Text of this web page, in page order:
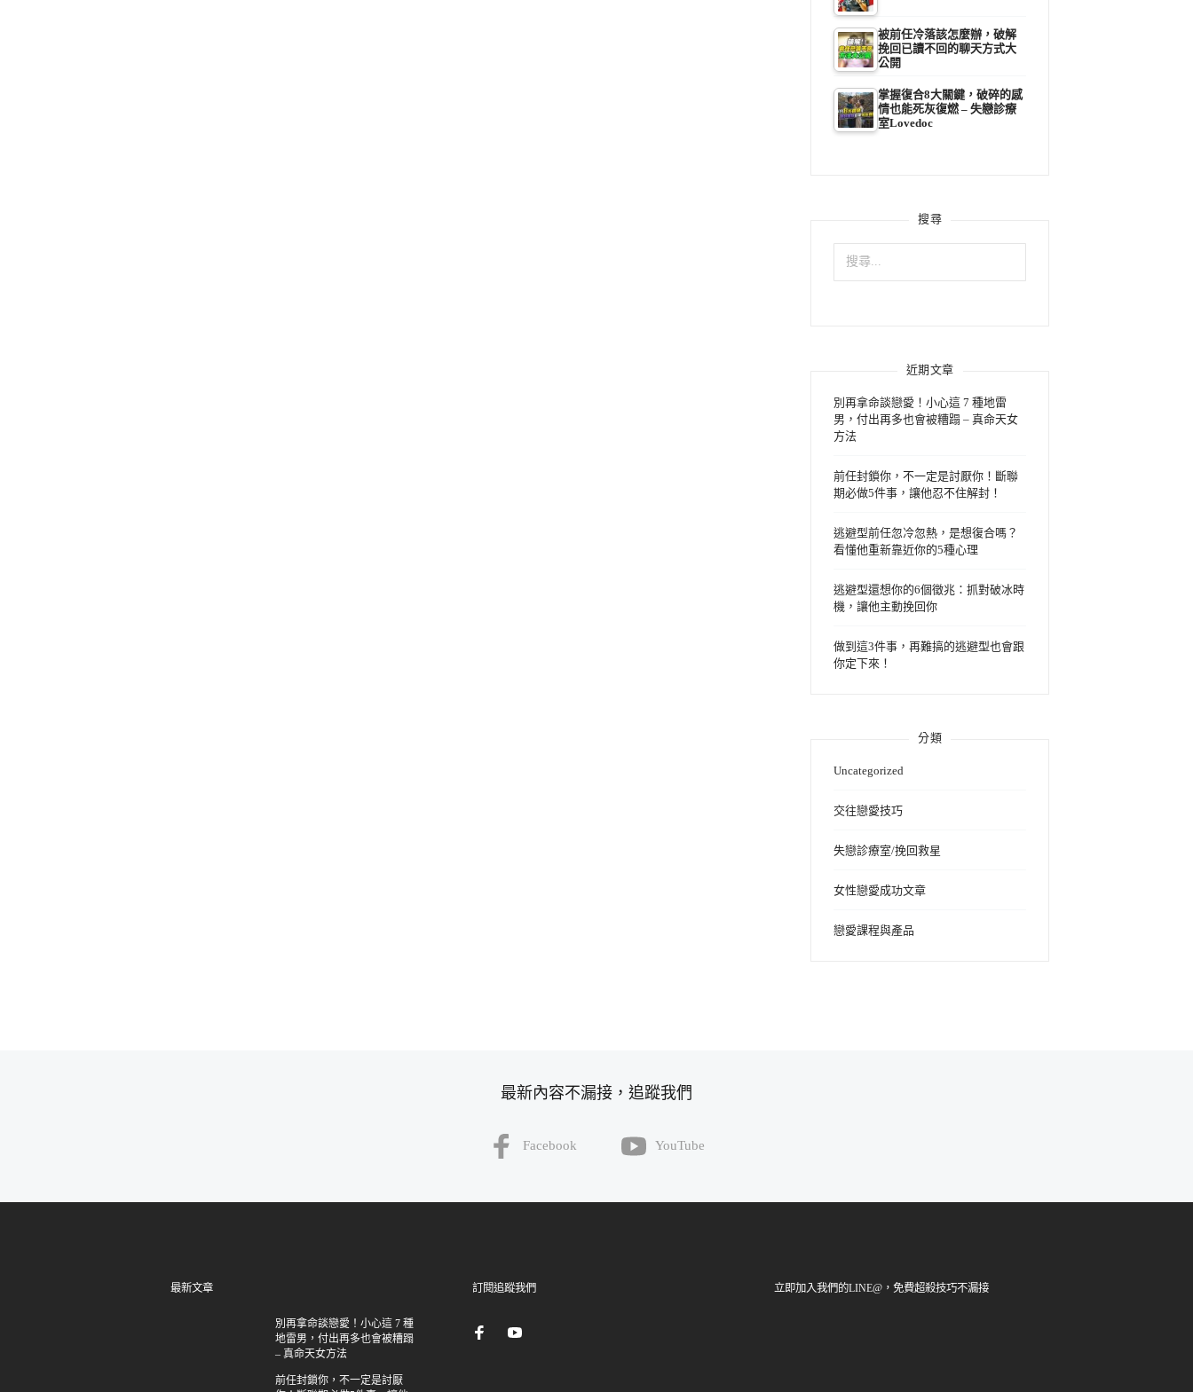
被前任冷落該怎麼辦，破解
挽回已讀不回的聊天方式大
公開
掌握復合8大關鍵，破碎的感
情也能死灰復燃 – 失戀診療
室Lovedoc
搜尋
搜
鍵
近期文章
別再拿命談戀愛！小心這 7 種地雷
男，付出再多也會被糟蹋 – 真命天女
方法
前任封鎖你，不一定是討厭你！斷聯
期必做5件事，讓他忍不住解封！
逃避型前任忽冷忽熱，是想復合嗎？
看懂他重新靠近你的5種心理
逃避型還想你的6個徵兆：抓對破冰時
機，讓他主動挽回你
做到這3件事，再難搞的逃避型也會跟
你定下來！
分類
Uncategorized
交往戀愛技巧
失戀診療室/挽回救星
女性戀愛成功文章
戀愛課程與產品
最新內容不漏接，追蹤我們
Facebook YouTube
最新文章
別再拿命談戀愛！小心這 7 種
地雷男，付出再多也會被糟蹋
– 真命天女方法
前任封鎖你，不一定是討厭
訂閱追蹤我們 立即加入我們的LINE@，免費超殺技巧不漏接